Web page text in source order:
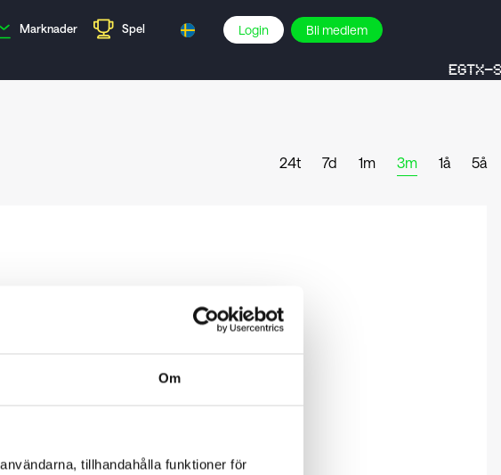
Om
tillhandahålla funktioner för
Marknader Spel Login Bli medlem
EGTX-S
24t 7d 1m 3m 1å 5å